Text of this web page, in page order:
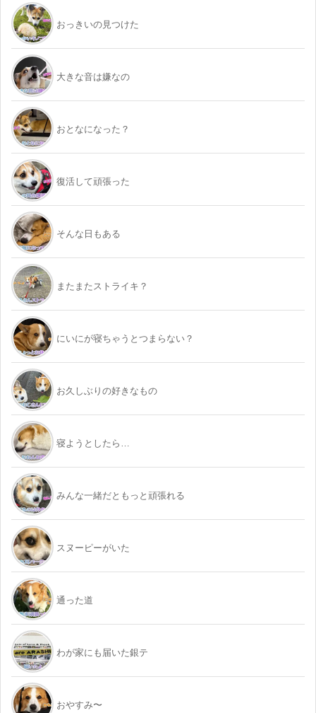
おっきいの見つけた
大きな音は嫌なの
おとなになった？
復活して頑張った
そんな日もある
またまたストライキ？
にいにが寝ちゃうとつまらない？
お久しぶりの好きなもの
寝ようとしたら…
みんな一緒だともっと頑張れる
スヌーピーがいた
通った道
わが家にも届いた銀テ
おやすみ〜